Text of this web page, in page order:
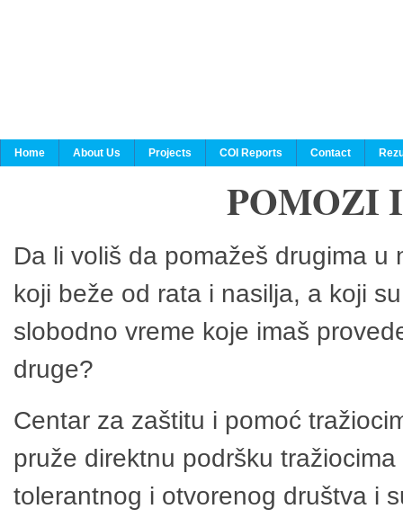
Home About Us Projects COI Reports Contact
POMOZI
Da li voliš da pomažeš drugima
koji beže od rata i nasilja, a koji
slobodno vreme koje imaš
druge?
Centar za zaštitu i pomoć
pruže direktnu podršku
tolerantnog i otvorenog društva i